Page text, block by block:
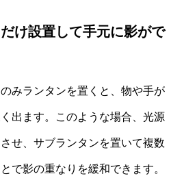
け設置して手元に影がで
みランタンを置くと、物や手が
出ます。このような場合、光源
せ、サブランタンを置いて複数
で影の重なりを緩和できます。